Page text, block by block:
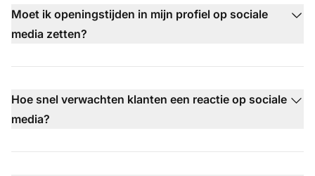
Moet ik openingstijden in mijn profiel op sociale
media zetten?
Hoe snel verwachten klanten een reactie op sociale
media?